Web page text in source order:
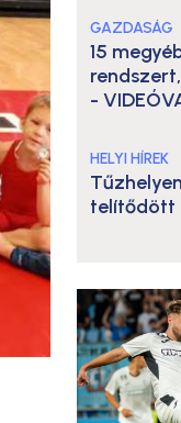
GAZDASÁG
15
-
HELYI HÍREK
telítődött